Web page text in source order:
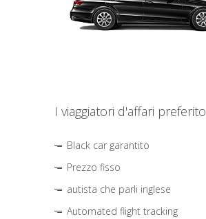
I viaggiatori d'affari preferito
Black car garantito
Prezzo fisso
autista che parli inglese
Automated flight tracking